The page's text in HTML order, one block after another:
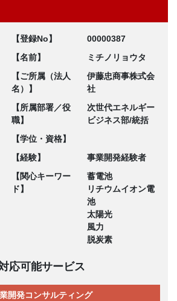
【登録No】
00000387
【名前】
ミチノリョウタ
【ご所属（法人
名）】
伊藤忠商事株式会
社
【所属部署／役
職】
次世代エネルギー
ビジネス部/統括
【学位・資格】
【経験】
事業開発経験者
【関心キーワー
ド】
蓄電池
リチウムイオン電
池
太陽光
風力
脱炭素
応可能サービス
開発コンサルティング